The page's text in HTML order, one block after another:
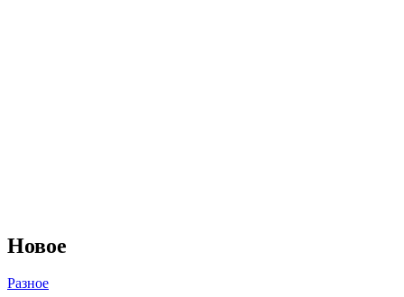
Новое
Разное